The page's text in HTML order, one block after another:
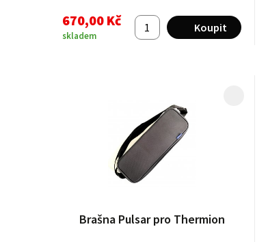
670,00 Kč
skladem
Brašna Pulsar pro Thermion